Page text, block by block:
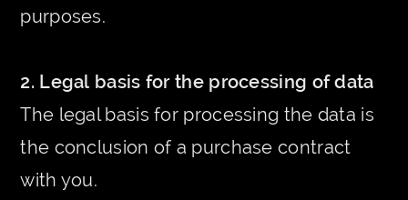
purposes.
2. Legal basis for the processing of data
The legal basis for processing the data is
the conclusion of a purchase contract
with you.